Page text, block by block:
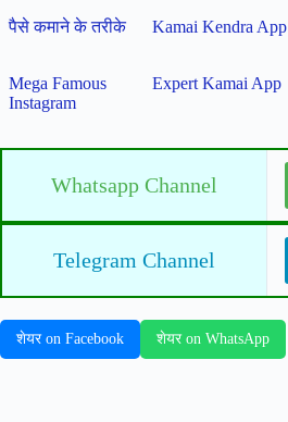
पैसे कमाने के तरीके
Kamai Kendra App
Mega Famous
Instagram
Expert Kamai App
Whatsapp Channel
Telegram Channel
शेयर on Facebook शेयर on WhatsApp